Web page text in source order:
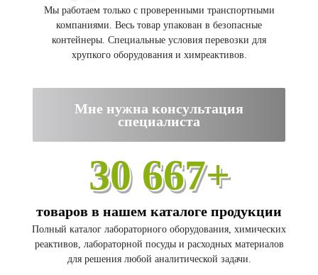
Мы работаем только с проверенными транспортными
компаниями. Весь товар упакован в безопасные
контейнеры. Специальные условия перевозки для
хрупкого оборудования и химреактивов.
Мне нужна консультация
специалиста
30 667+
товаров в нашем каталоге продукции
Полный каталог лабораторного оборудования, химических
реактивов, лабораторной посуды и расходных материалов
для решения любой аналитической задачи.